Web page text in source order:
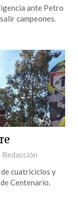
ante Petro
campeones.
Redacción
cuatriciclos y
Centenario.